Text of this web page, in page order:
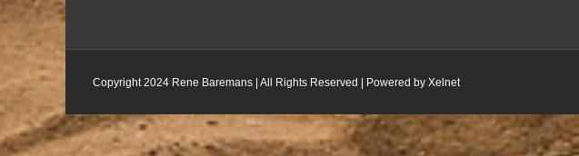
Copyright 2024 Rene Baremans | All Rights Reserved | Powered by Xelnet